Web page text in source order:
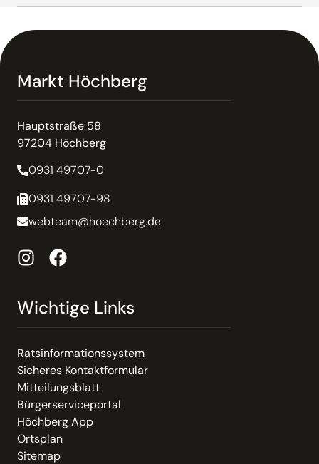
Markt Höchberg
Hauptstraße 58
97204 Höchberg
0931 49707-0
0931 49707-98
webteam@hoechberg.de
Wichtige Links
Ratsinformationssystem
Sicheres Kontaktformular
Mitteilungsblatt
Bürgerserviceportal
Höchberg App
Ortsplan
Sitemap